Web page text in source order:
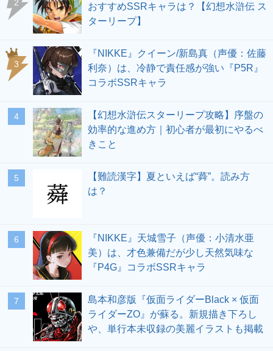
2
おすすめSSRキャラは？【幻想水滸伝 ス
ターリープ】
3
『NIKKE』クイーン/新島真（声優：佐藤
利奈）は、冷静で責任感が強い『P5R』
コラボSSRキャラ
4
【幻想水滸伝スターリープ攻略】序盤の
効率的な進め方｜初心者が最初にやるべ
きこと
5
【難読漢字】夏といえば“蕣”。読み方
は？
6
『NIKKE』天城雪子（声優：小清水亜
美）は、才色兼備だが少し天然気味な
『P4G』コラボSSRキャラ
7
島本和彦版『仮面ライダーBlack × 仮面
ライダーZO』が蘇る。新規描き下ろし
や、単行本未収録の美麗イラストも掲載